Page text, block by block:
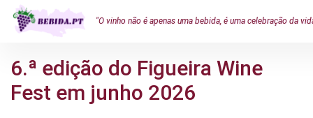
"O vinho não é apenas uma bebida, é uma celebração da
6.ª edição do Figueira Wine
Fest em junho 2026